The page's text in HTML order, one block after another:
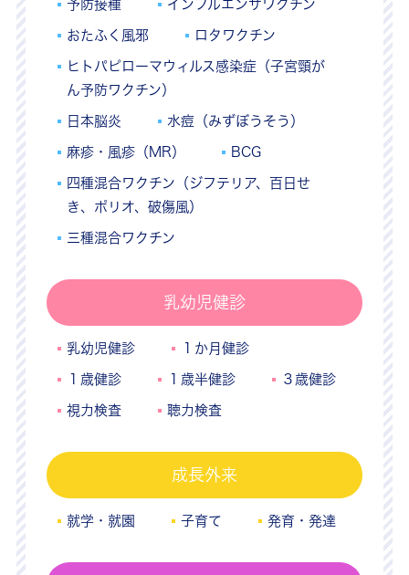
予防接種 インフルエンザワクチン
おたふく風邪 ロタワクチン
ヒトパピローマウィルス感染症（子宮頸が
ん予防ワクチン）
日本脳炎 水痘（みずぼうそう）
麻疹・風疹（MR） BCG
四種混合ワクチン（ジフテリア、百日せ
き、ポリオ、破傷風）
三種混合ワクチン
乳幼児健診
乳幼児健診 １か月健診
１歳健診 １歳半健診 ３歳健診
視力検査 聴力検査
成長外来
就学・就園 子育て 発育・発達